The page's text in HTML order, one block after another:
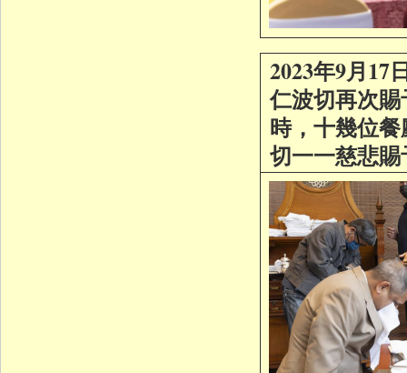
2023年9月17
仁波切再次
時，十幾位
切一一慈悲